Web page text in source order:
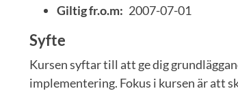
Giltig fr.o.m: 2007-07-01
Syfte
Kursen syftar till att ge dig
implementering. Fokus i kursen är att